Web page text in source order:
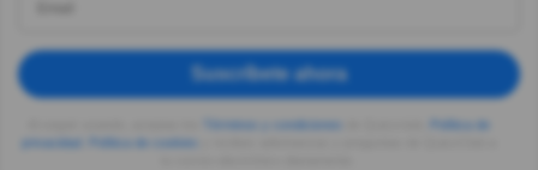
Suscríbete ahora
privacidad